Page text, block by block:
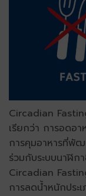
Circadian
เรียกว่า การอดอ
การคุมอาหารที่พั
ร่วมกับระบบนาฬิก
Circadian
การลดน้ำหนักประ